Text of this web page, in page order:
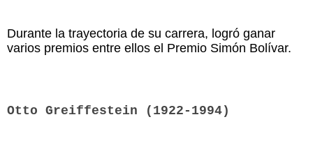
Durante la trayectoria de su carrera, logró ganar
varios premios entre ellos el Premio Simón Bolívar.
Otto Greiffestein (1922-1994)